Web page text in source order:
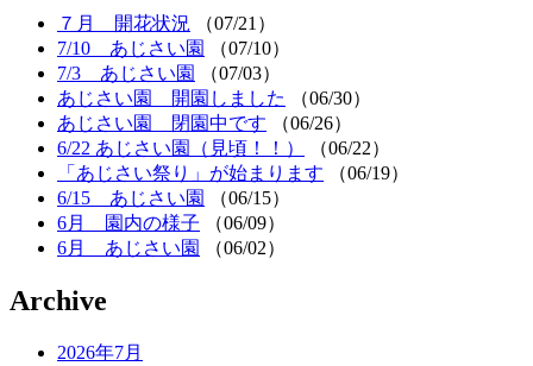
７月 開花状況
（07/21）
7/10 あじさい園
（07/10）
7/3 あじさい園
（07/03）
あじさい園 開園しました
（06/30）
あじさい園 閉園中です
（06/26）
6/22 あじさい園（見頃！！）
（06/22）
「あじさい祭り」が始まります
（06/19）
6/15 あじさい園
（06/15）
6月 園内の様子
（06/09）
6月 あじさい園
（06/02）
Archive
2026年7月